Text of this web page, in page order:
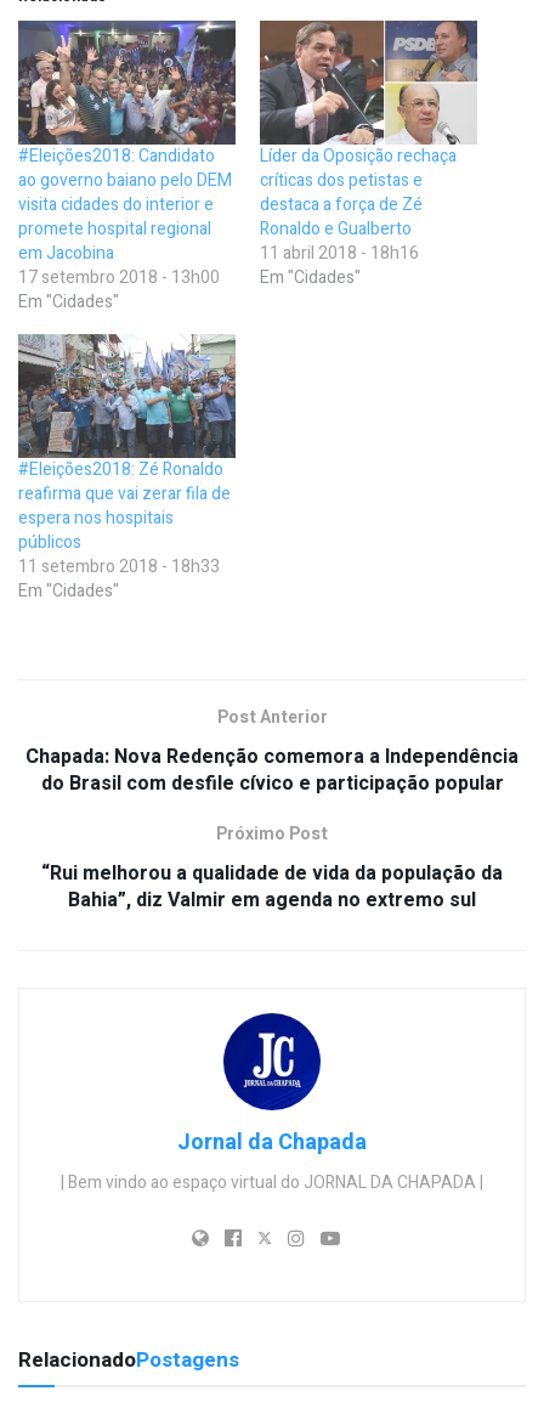
#Eleições2018: Candidato
ao governo baiano pelo DEM
visita cidades do interior e
promete hospital regional
em Jacobina
17 setembro 2018 - 13h00
Em "Cidades"
Líder da Oposição rechaça
críticas dos petistas e
destaca a força de Zé
Ronaldo e Gualberto
11 abril 2018 - 18h16
Em "Cidades"
#Eleições2018: Zé Ronaldo
reafirma que vai zerar fila de
espera nos hospitais
públicos
11 setembro 2018 - 18h33
Em "Cidades"
Post Anterior
Chapada: Nova Redenção comemora a Independência
do Brasil com desfile cívico e participação popular
Próximo Post
“Rui melhorou a qualidade de vida da população da
Bahia”, diz Valmir em agenda no extremo sul
Jornal da Chapada
| Bem vindo ao espaço virtual do JORNAL DA CHAPADA |
RelacionadoPostagens